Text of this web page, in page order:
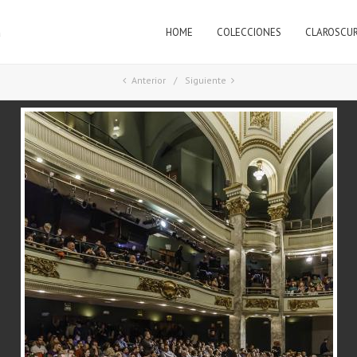
HOME COLECCIONES
Anterior Siguiente